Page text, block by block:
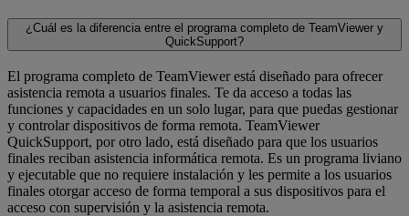
¿Cuál es la diferencia entre el programa completo de TeamViewer y
QuickSupport?
El programa completo de TeamViewer está diseñado para ofrecer
asistencia remota a usuarios finales. Te da acceso a todas las
funciones y capacidades en un solo lugar, para que puedas gestionar
y controlar dispositivos de forma remota. TeamViewer
QuickSupport, por otro lado, está diseñado para que los usuarios
finales reciban asistencia informática remota. Es un programa liviano
y ejecutable que no requiere instalación y les permite a los usuarios
finales otorgar acceso de forma temporal a sus dispositivos para el
acceso con supervisión y la asistencia remota.